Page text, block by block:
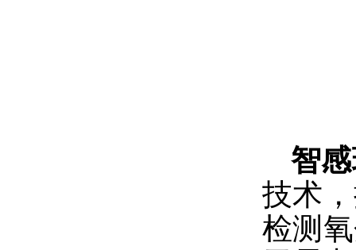
智
技术
检测